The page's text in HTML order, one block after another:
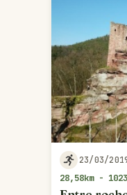
23/03/
28,58km -